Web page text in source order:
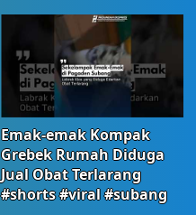
Emak-emak Kompak
Grebek Rumah Diduga
Jual Obat Terlarang
#shorts #viral #subang